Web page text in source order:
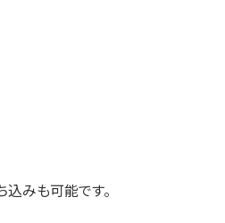
みも可能です。